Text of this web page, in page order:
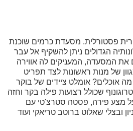
פסטורלית. מסעדת כרמים שוכנת
הגדולים ניתן להשקיף אל עבר
המסעדה, המעניקים לה אווירה
של מנות ראשונות לצד תפריט
אוכלים? אומלט ציידים של בוקר
שכולל רצועות פילה בקר וחזה
על מצע פירה, פסטה סטרצ'טי עם
ובצלי שאלוט ברוטב טריאקי ועוד